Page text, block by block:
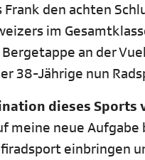
den achten
im
an der
38-Jährige nun
dieses
meine neue
einbringen